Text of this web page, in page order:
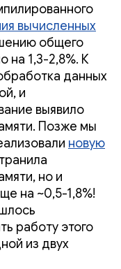
вычисленных
общего
на 1,3-2,8%. К
данных
и
выявило
Позже мы
новую
но и
на ~0,5-1,8%!
работу этого
из двух